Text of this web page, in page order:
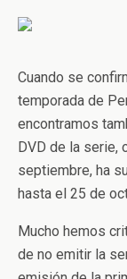
Cuando se
temporada de
encontramos
DVD de la serie,
septiembre, ha
hasta el 25 de
Mucho hemos
de no emitir la